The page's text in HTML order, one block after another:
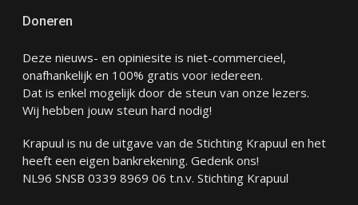
Doneren
Deze nieuws- en opiniesite is niet-commercieel,
onafhankelijk en 100% gratis voor iedereen.
Dat is enkel mogelijk door de steun van onze lezers.
Wij hebben jouw steun hard nodig!
Krapuul is nu de uitgave van de Stichting Krapuul en het
heeft een eigen bankrekening. Gedenk ons!
NL96 SNSB 0339 8969 06 t.n.v. Stichting Krapuul